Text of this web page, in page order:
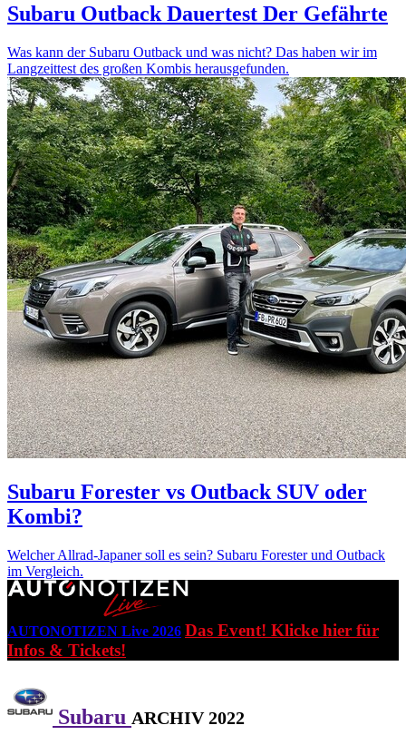
Subaru Outback Dauertest Der Gefährte
Was kann der Subaru Outback und was nicht? Das haben wir im
Langzeittest des großen Kombis herausgefunden.
Subaru Forester vs Outback SUV oder
Kombi?
Welcher Allrad-Japaner soll es sein? Subaru Forester und Outback
im Vergleich.
AUTONOTIZEN Live 2026 Das Event! Klicke hier für
Infos & Tickets!
Subaru ARCHIV 2022